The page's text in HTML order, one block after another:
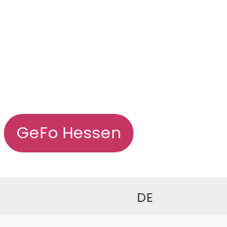
GeFo Hessen
DE